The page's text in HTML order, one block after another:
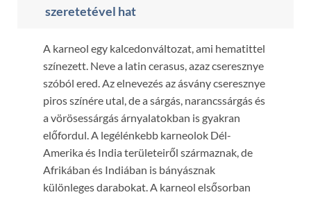
szeretetével hat
A karneol egy kalcedonváltozat, ami hematittel
színezett. Neve a latin cerasus, azaz cseresznye
szóból ered. Az elnevezés az ásvány cseresznye
piros színére utal, de a sárgás, narancssárgás és
a vörösessárgás árnyalatokban is gyakran
előfordul. A legélénkebb karneolok Dél-
Amerika és India területeiről származnak, de
Afrikában és Indiában is bányásznak
különleges darabokat. A karneol elsősorban